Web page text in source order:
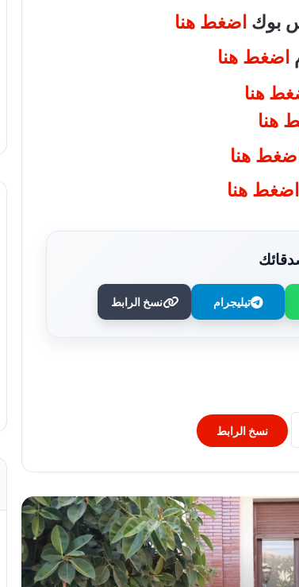
بوك اضغط هنا
اضغط هنا
هنا
هنا
اضغط هنا
اضغط هنا
تيليجرام نسخ الرابط
نسخ الرابط
وزير الصحة يُكرم فرق التمريض بعيادات
برنامج أبطال المشروعات الصغيرة
والمتوسطة
الفم والوجه والفكين
رئيس الوزراء يوافق على إنشاء منطقة
استثمارية داخل مشروع “البروج” بامتداد
مدينة الشروق